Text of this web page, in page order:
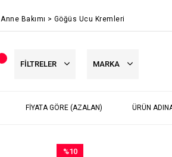
Anne Bakımı > Göğüs Ucu Kremleri
FILTRELER MARKA
FIYATA GÖRE (AZALAN) ÜRÜN
%10